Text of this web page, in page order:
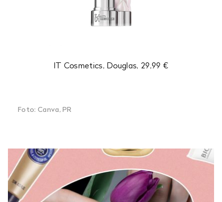
IT Cosmetics, Douglas, 29,99 €
Foto: Canva, PR